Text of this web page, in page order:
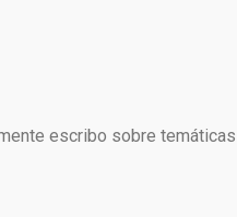
escribo sobre